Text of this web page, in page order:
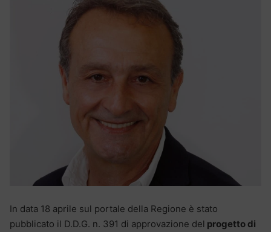
In data 18 aprile sul portale della Regione è stato
pubblicato il D.D.G. n. 391 di approvazione del progetto di